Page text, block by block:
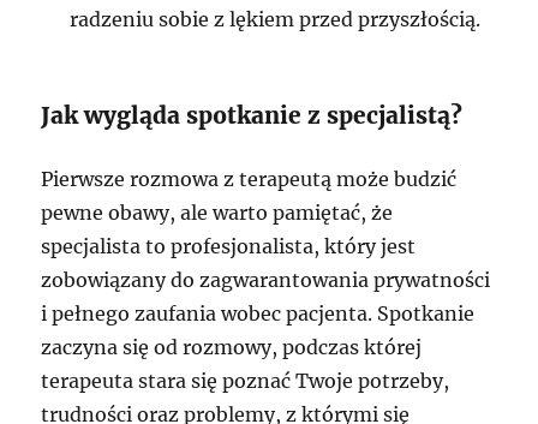
radzeniu sobie z lękiem przed przyszłością.
Jak wygląda spotkanie z specjalistą?
Pierwsze rozmowa z terapeutą może budzić
pewne obawy, ale warto pamiętać, że
specjalista to profesjonalista, który jest
zobowiązany do zagwarantowania prywatności
i pełnego zaufania wobec pacjenta. Spotkanie
zaczyna się od rozmowy, podczas której
terapeuta stara się poznać Twoje potrzeby,
trudności oraz problemy, z którymi się